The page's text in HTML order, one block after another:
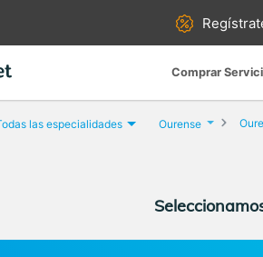
Comprar
las especialidades Ourense